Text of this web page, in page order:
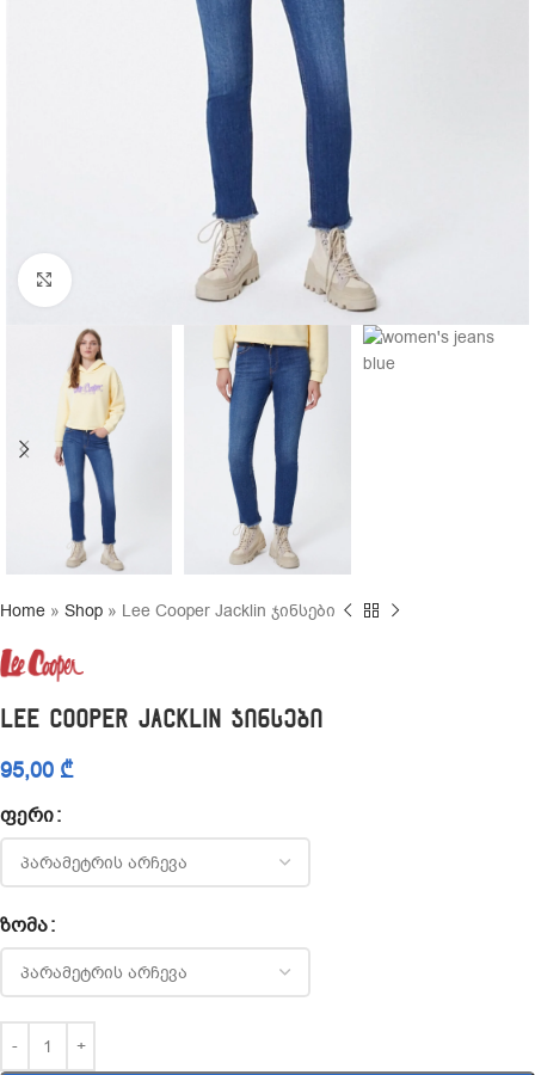
Home » Shop » Lee Cooper Jacklin ჯინსები
Lee Cooper Jacklin ჯინსები
95,00 ₾
ᲤᲔᲠᲘ
ᲖᲝᲛᲐ